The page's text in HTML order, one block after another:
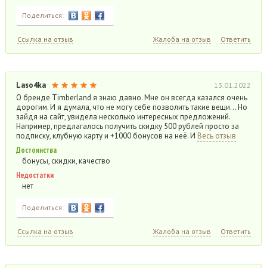
Поделиться:
Ссылка на отзыв Жалоба на отзыв Ответить
Laso4ka 13.01.2022
О бренде Timberland я знаю давно. Мне он всегда казался очень
дорогим. И я думала, что не могу себе позволить такие вещи… Но
зайдя на сайт, увидела несколько интересных предложений.
Например, предлагалось получить скидку 500 рублей просто за
подписку, клубную карту и +1000 бонусов на неё. И Весь отзыв
Достоинства
бонусы, скидки, качество
Недостатки
нет
Поделиться:
Ссылка на отзыв Жалоба на отзыв Ответить